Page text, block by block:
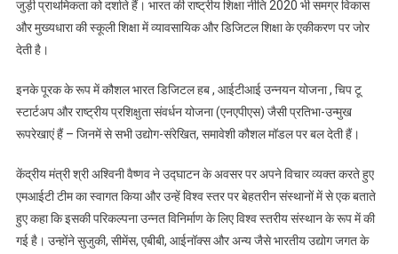
जुड़ी प्राथमिकता को दर्शाते हैं। भारत की राष्ट्रीय शिक्षा नीति 2020 भी समग्र विकास
और मुख्यधारा की स्कूली शिक्षा में व्यावसायिक और डिजिटल शिक्षा के एकीकरण पर जोर
देती है।
इनके पूरक के रूप में कौशल भारत डिजिटल हब , आईटीआई उन्नयन योजना , चिप टू
स्टार्टअप और राष्ट्रीय प्रशिक्षुता संवर्धन योजना (एनएपीएस) जैसी प्रतिभा-उन्मुख
रूपरेखाएं हैं – जिनमें से सभी उद्योग-संरेखित, समावेशी कौशल मॉडल पर बल देती हैं।
केंद्रीय मंत्री श्री अश्विनी वैष्णव ने उद्घाटन के अवसर पर अपने विचार व्यक्त करते हुए
एमआईटी टीम का स्वागत किया और उन्हें विश्व स्तर पर बेहतरीन संस्थानों में से एक बताते
हुए कहा कि इसकी परिकल्पना उन्नत विनिर्माण के लिए विश्व स्तरीय संस्थान के रूप में की
गई है। उन्होंने सुजुकी, सीमेंस, एबीबी, आईनॉक्स और अन्य जैसे भारतीय उद्योग जगत के